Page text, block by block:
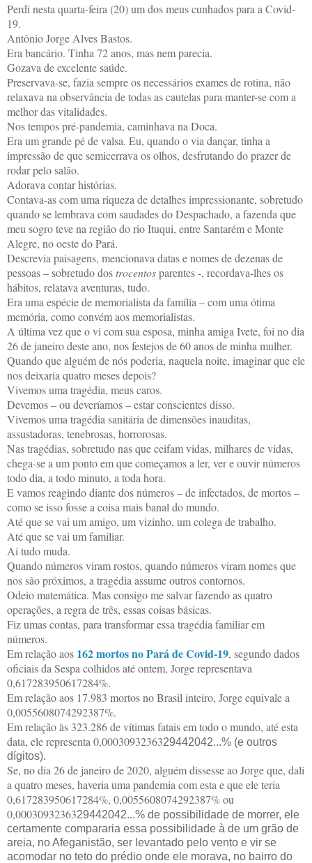
Perdi nesta quarta-feira (20) um dos meus cunhados para a Covid-
19.
Antônio Jorge Alves Bastos.
Era bancário. Tinha 72 anos, mas nem parecia.
Gozava de excelente saúde.
Preservava-se, fazia sempre os necessários exames de rotina, não
relaxava na observância de todas as cautelas para manter-se com a
melhor das vitalidades.
Nos tempos pré-pandemia, caminhava na Doca.
Era um grande pé de valsa. Eu, quando o via dançar, tinha a
impressão de que semicerrava os olhos, desfrutando do prazer de
rodar pelo salão.
Adorava contar histórias.
Contava-as com uma riqueza de detalhes impressionante, sobretudo
quando se lembrava com saudades do Despachado, a fazenda que
meu sogro teve na região do rio Ituqui, entre Santarém e Monte
Alegre, no oeste do Pará.
Descrevia paisagens, mencionava datas e nomes de dezenas de
pessoas – sobretudo dostrocentosparentes -, recordava-lhes os
hábitos, relatava aventuras, tudo.
Era uma espécie de memorialista da família – com uma ótima
memória, como convém aos memorialistas.
A última vez que o vi com sua esposa, minha amiga Ivete, foi no dia
26 de janeiro deste ano, nos festejos de 60 anos de minha mulher.
Quando que alguém de nós poderia, naquela noite, imaginar que ele
nos deixaria quatro meses depois?
Vivemos uma tragédia, meus caros.
Devemos – ou deveríamos – estar conscientes disso.
Vivemos uma tragédia sanitária de dimensões inauditas,
assustadoras, tenebrosas, horrorosas.
Nas tragédias, sobretudo nas que ceifam vidas, milhares de vidas,
chega-se a um ponto em que começamos a ler, ver e ouvir números
todo dia, a todo minuto, a toda hora.
E vamos reagindo diante dos números – de infectados, de mortos –
como se isso fosse a coisa mais banal do mundo.
Até que se vai um amigo, um vizinho, um colega de trabalho.
Até que se vai um familiar.
Aí tudo muda.
Quando números viram rostos, quando números viram nomes que
nos são próximos, a tragédia assume outros contornos.
Odeio matemática. Mas consigo me salvar fazendo as quatro
operações, a regra de três, essas coisas básicas.
Fiz umas contas, para transformar essa tragédia familiar em
números.
Em relação aos 162 mortos no Pará de Covid-19, segundo dados
oficiais da Sespa colhidos até ontem, Jorge representava
0,617283950617284%.
Em relação aos 17.983 mortos no Brasil inteiro, Jorge equivale a
0,0055608074292387%.
Em relação às 323.286 de vítimas fatais em todo o mundo, até esta
data, ele representa 0,0003093236329442042...% (e outros
dígitos).
Se, no dia 26 de janeiro de 2020, alguém dissesse ao Jorge que, dali
a quatro meses, haveria uma pandemia com esta e que ele teria
0,617283950617284%, 0,0055608074292387% ou
0,0003093236329442042...% de possibilidade de morrer, ele
certamente compararia essa possibilidade à de um grão de
areia, no Afeganistão, ser levantado pelo vento e vir se
acomodar no teto do prédio onde ele morava, no bairro do